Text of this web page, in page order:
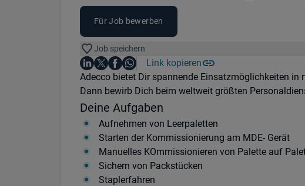
Für Job bewerben
Job speichern
Teile diesen Job
Auf LinkedIn teilen
Auf X teilen
Auf Facebook teilen
Auf WhatsApp teilen
Link kopieren
Einleitung
Adecco bietet Dir spannende Einsatzmöglichkeiten
Dann bewirb Dich beim weltweit größten
Deine Aufgaben
Aufnehmen von Leerpaletten
Starten der Kommissionierung am MDE- Gerät
Manuelles KOmmissionieren von Palette auf
Sichern von Packstücken
Staplerfahren